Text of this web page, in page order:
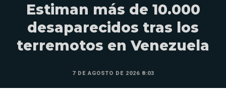
Estiman más de 10.000
desaparecidos tras los
terremotos en Venezuela
7 DE AGOSTO DE 2026 8:03